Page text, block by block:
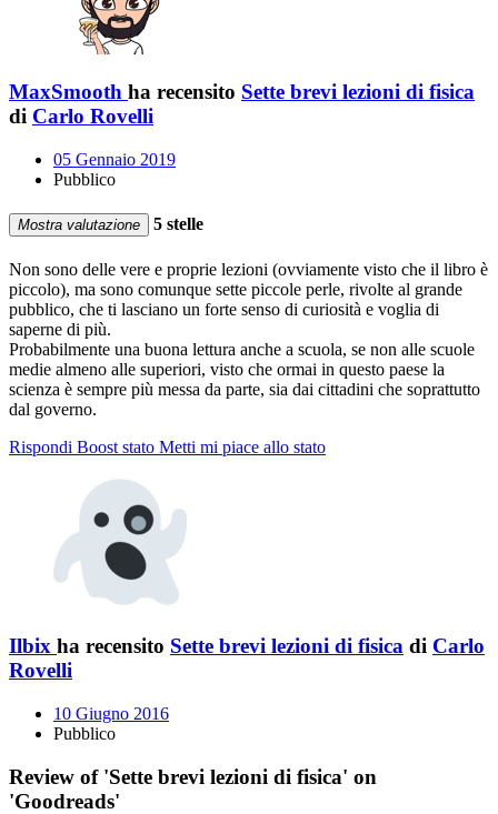
MaxSmooth ha recensito Sette brevi lezioni di fisica
di Carlo Rovelli
05 Gennaio 2019
Pubblico
Mostra valutazione 5 stelle
Non sono delle vere e proprie lezioni (ovviamente visto che il libro è
piccolo), ma sono comunque sette piccole perle, rivolte al grande
pubblico, che ti lasciano un forte senso di curiosità e voglia di
saperne di più.
Probabilmente una buona lettura anche a scuola, se non alle scuole
medie almeno alle superiori, visto che ormai in questo paese la
scienza è sempre più messa da parte, sia dai cittadini che soprattutto
dal governo.
Rispondi Boost stato Metti mi piace allo stato
Ilbix ha recensito Sette brevi lezioni di fisica di Carlo
Rovelli
10 Giugno 2016
Pubblico
Review of 'Sette brevi lezioni di fisica' on
'Goodreads'